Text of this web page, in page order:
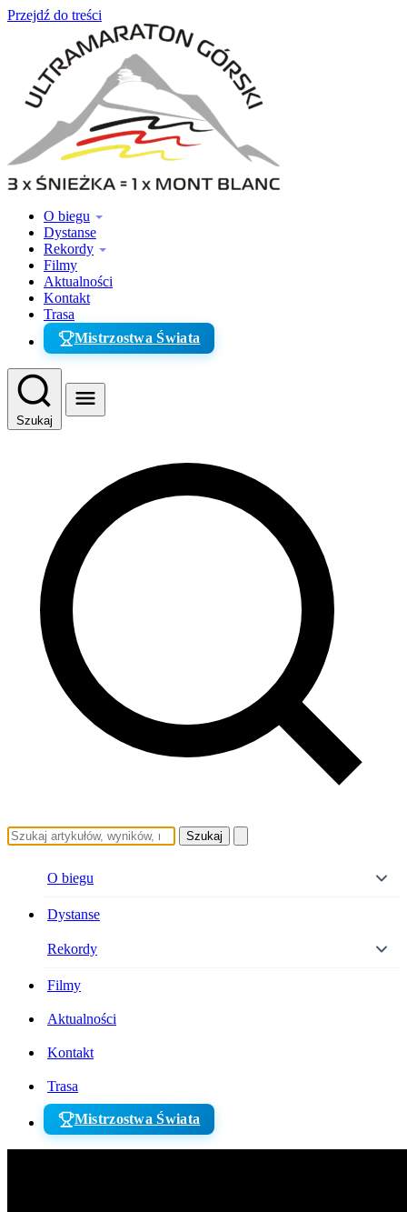
Przejdź do treści
O biegu
Dystanse
Rekordy
Filmy
Aktualności
Kontakt
Trasa
Mistrzostwa Świata
Szukaj
Szukaj
O biegu
Dystanse
Rekordy
Filmy
Aktualności
Kontakt
Trasa
Mistrzostwa Świata